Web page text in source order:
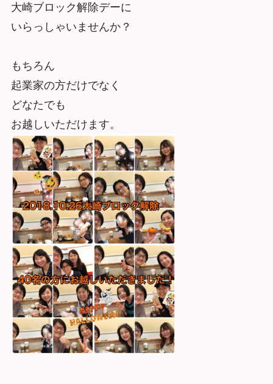
大崎ブロック解除デーに
いらっしゃいませんか？
もちろん
起業家の方だけでなく
どなたでも
お越しいただけます。